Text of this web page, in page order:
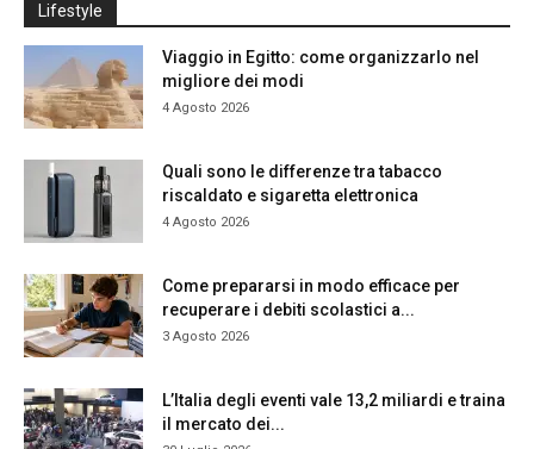
Lifestyle
Viaggio in Egitto: come organizzarlo nel
migliore dei modi
4 Agosto 2026
Quali sono le differenze tra tabacco
riscaldato e sigaretta elettronica
4 Agosto 2026
Come prepararsi in modo efficace per
recuperare i debiti scolastici a...
3 Agosto 2026
L’Italia degli eventi vale 13,2 miliardi e traina
il mercato dei...